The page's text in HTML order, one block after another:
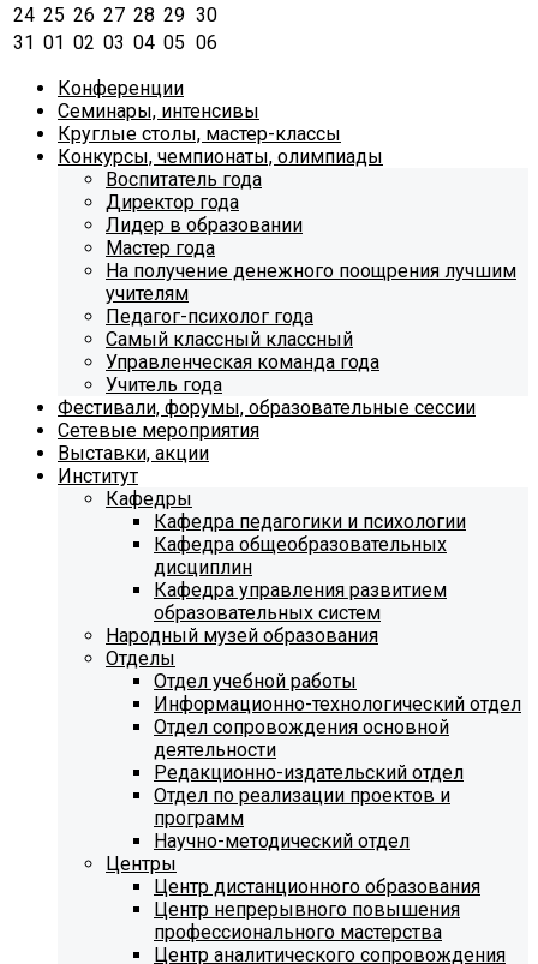
24 25 26 27 28 29 30
31 01 02 03 04 05 06
Конференции
Семинары, интенсивы
Круглые столы, мастер-классы
Конкурсы, чемпионаты, олимпиады
Воспитатель года
Директор года
Лидер в образовании
Мастер года
На получение денежного поощрения лучшим
учителям
Педагог-психолог года
Самый классный классный
Управленческая команда года
Учитель года
Фестивали, форумы, образовательные сессии
Сетевые мероприятия
Выставки, акции
Институт
Кафедры
Кафедра педагогики и психологии
Кафедра общеобразовательных
дисциплин
Кафедра управления развитием
образовательных систем
Народный музей образования
Отделы
Отдел учебной работы
Информационно-технологический отдел
Отдел сопровождения основной
деятельности
Редакционно-издательский отдел
Отдел по реализации проектов и
программ
Научно-методический отдел
Центры
Центр дистанционного образования
Центр непрерывного повышения
профессионального мастерства
Центр аналитического сопровождения